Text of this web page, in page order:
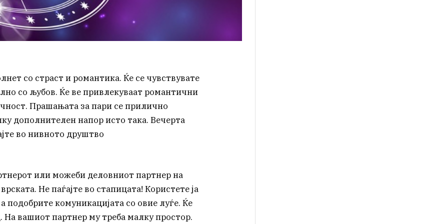
со страст и романтика. Ќе се чувствувате
со љубов. Ќе ве привлекуваат романтични
Прашањата за пари се прилично
дополнителен напор исто така. Вечерта
во нивното друштво
или можеби деловниот партнер на
Не паѓајте во стапицата! Користете ја
подобрите комуникацијата со овие луѓе. Ќе
На вашиот партнер му треба малку простор.